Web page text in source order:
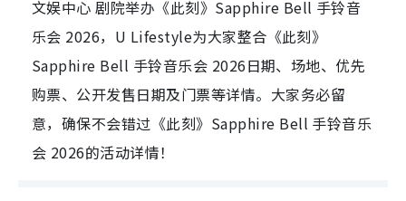
文娱中心 剧院举办《此刻》Sapphire Bell 手铃音
乐会 2026，U Lifestyle为大家整合《此刻》
Sapphire Bell 手铃音乐会 2026日期、场地、优先
购票、公开发售日期及门票等详情。大家务必留
意，确保不会错过《此刻》Sapphire Bell 手铃音乐
会 2026的活动详情！